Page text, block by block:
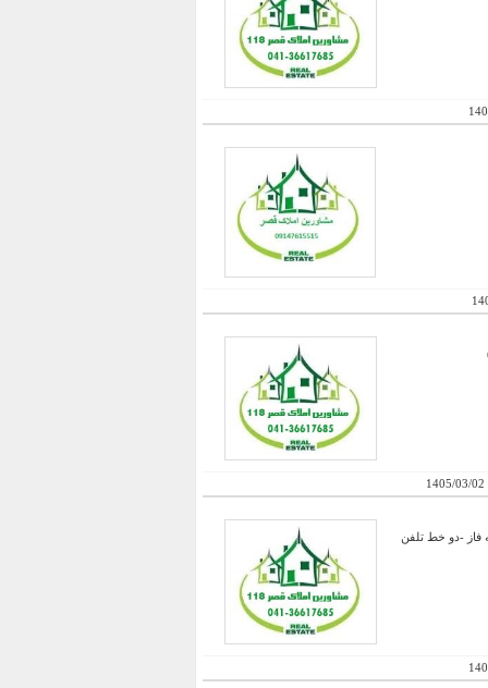
1405/03/02
فاز -دو خط تلفن